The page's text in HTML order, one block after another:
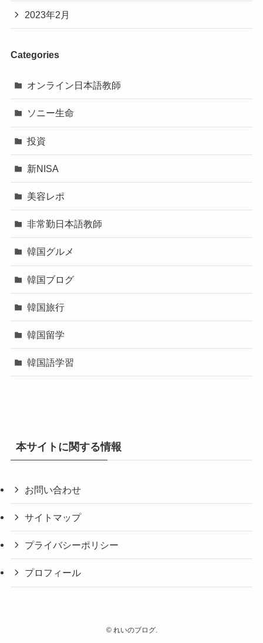
2023年2月
Categories
オンライン日本語教師
ソニー生命
投資
新NISA
美容レポ
非常勤日本語教師
韓国グルメ
韓国ブログ
韓国旅行
韓国留学
韓国語学習
本サイトに関する情報
お問い合わせ
サイトマップ
プライバシーポリシー
プロフィール
©れいのブログ.